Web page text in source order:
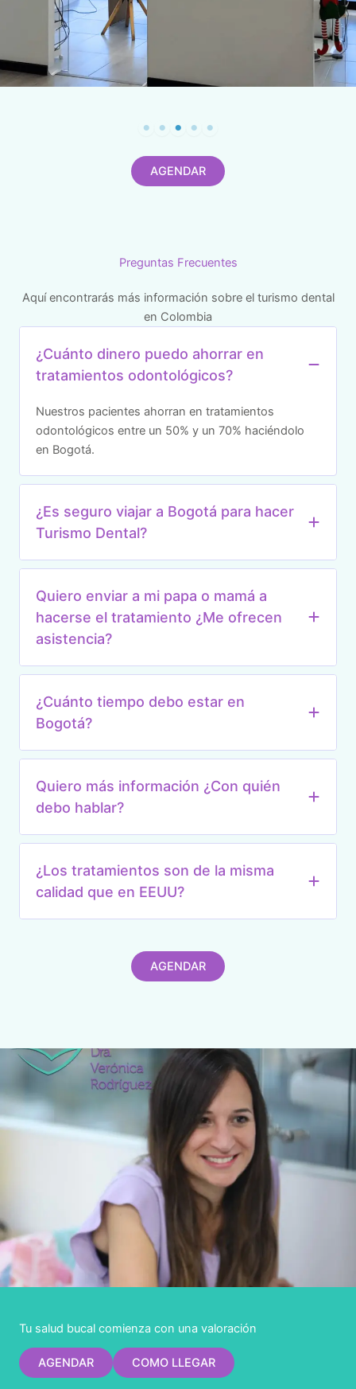
AGENDAR
Preguntas Frecuentes
Aquí encontrarás más información sobre el turismo dental
en Colombia
¿Cuánto dinero puedo ahorrar en
tratamientos odontológicos?
Nuestros pacientes ahorran en tratamientos
odontológicos entre un 50% y un 70% haciéndolo
en Bogotá.
¿Es seguro viajar a Bogotá para hacer
Turismo Dental?
Quiero enviar a mi papa o mamá a
hacerse el tratamiento ¿Me ofrecen
asistencia?
¿Cuánto tiempo debo estar en
Bogotá?
Quiero más información ¿Con quién
debo hablar?
¿Los tratamientos son de la misma
calidad que en EEUU?
AGENDAR
Tu salud bucal comienza con una valoración
AGENDAR COMO LLEGAR